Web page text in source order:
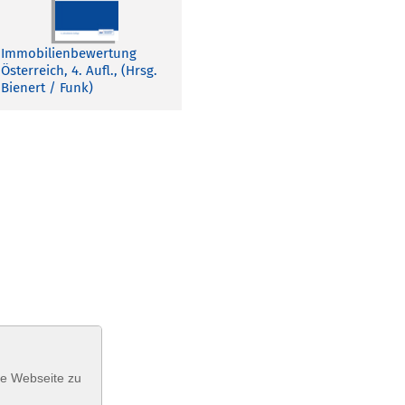
Immobilienbewertung
Österreich, 4. Aufl., (Hrsg.
Bienert / Funk)
Webseite zu